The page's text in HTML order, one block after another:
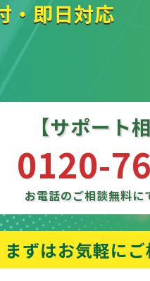
・即日対応
【サポート
0120-
お電話のご相談無料に
まずはお気軽に